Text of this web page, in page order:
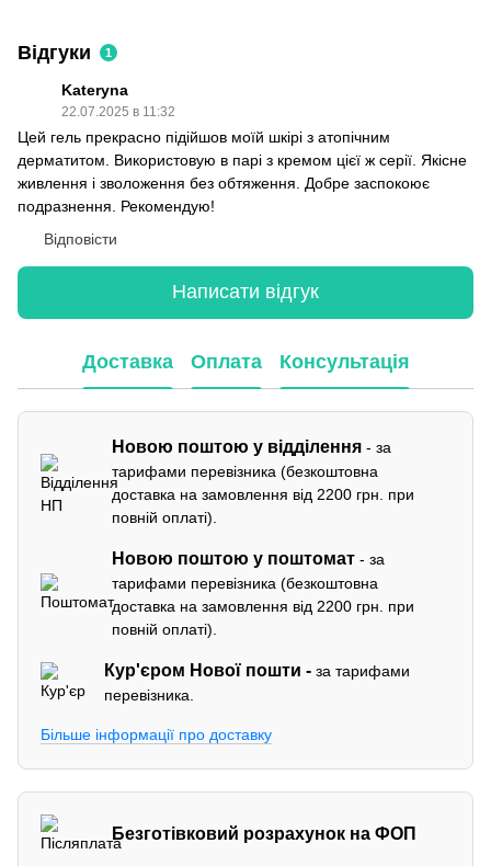
Відгуки 1
Kateryna
22.07.2025 в 11:32
Цей гель прекрасно підійшов моїй шкірі з атопічним
дерматитом. Використовую в парі з кремом цієї ж серії. Якісне
живлення і зволоження без обтяження. Добре заспокоює
подразнення. Рекомендую!
Відповісти
Написати відгук
Доставка Оплата Консультація
Новою поштою у відділення - за
тарифами перевізника (безкоштовна
доставка на замовлення від 2200 грн. при
повній оплаті).
Новою поштою у поштомат - за
тарифами перевізника (безкоштовна
доставка на замовлення від 2200 грн. при
повній оплаті).
Кур'єром Нової пошти -за тарифами
перевізника.
Більше інформації про доставку
Безготівковий розрахунок на ФОП